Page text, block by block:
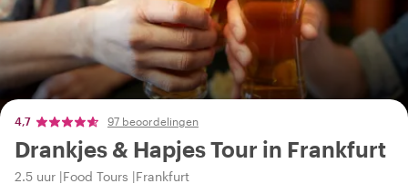
4,7 97 beoordelingen
Drankjes & Hapjes Tour in Frankfurt
2.5 uur Food Tours Frankfurt